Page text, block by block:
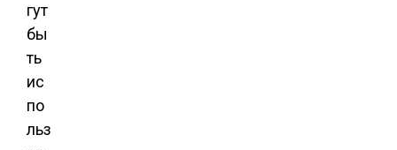
гут
бы
ть
ис
по
льз